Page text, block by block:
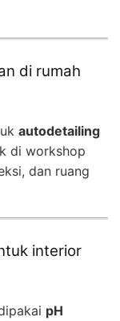
di rumah
autodetailing
di workshop
dan ruang
interior
pH